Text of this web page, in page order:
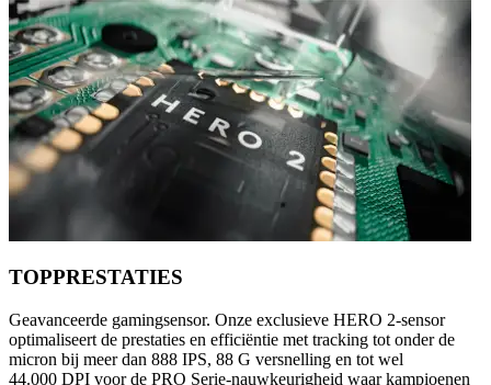
TOPPRESTATIES
Geavanceerde gamingsensor. Onze exclusieve HERO 2-sensor
optimaliseert de prestaties en efficiëntie met tracking tot onder de
micron bij meer dan 888 IPS, 88 G versnelling en tot wel
44.000 DPI voor de PRO Serie-nauwkeurigheid waar kampioenen